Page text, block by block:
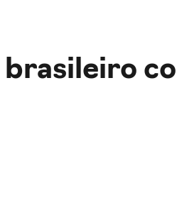
brasileiro